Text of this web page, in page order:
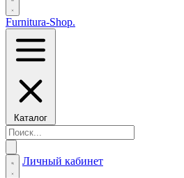
Furnitura-Shop.
Каталог
Личный кабинет